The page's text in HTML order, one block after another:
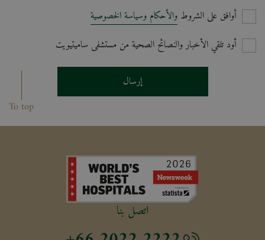
أوافق على الشروط والأحكام وسياسة الخصوصية
أود تلقي الأخبار والنصائح الصحية من مستشفى ساميتيويت
إرسال
To top
اتصل بنا